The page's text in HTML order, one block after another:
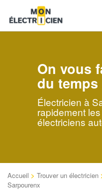
On vous
du temps
Électricien à
rapidement
électriciens
Accueil > Trouver un électricien
Sarpourenx